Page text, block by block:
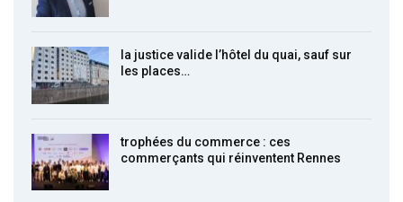
la justice valide l’hôtel du quai, sauf sur
les places…
trophées du commerce : ces
commerçants qui réinventent Rennes